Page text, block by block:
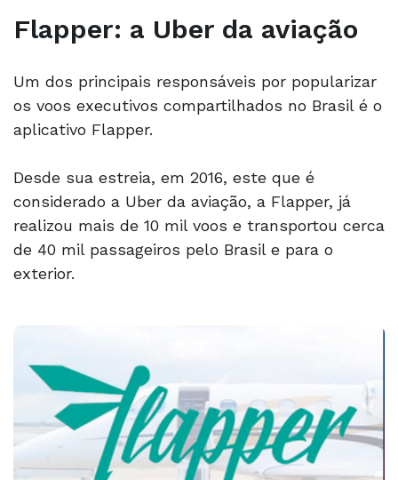
Flapper: a Uber da aviação
Um dos principais responsáveis por popularizar
os voos executivos compartilhados no Brasil é o
aplicativo Flapper.
Desde sua estreia, em 2016, este que é
considerado a Uber da aviação, a Flapper, já
realizou mais de 10 mil voos e transportou cerca
de 40 mil passageiros pelo Brasil e para o
exterior.